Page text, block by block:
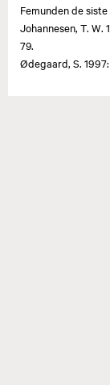
Femunden de
Johannesen, T. W.
79.
Ødegaard, S.